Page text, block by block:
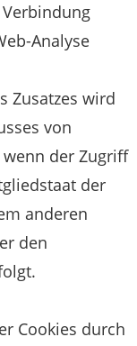
Analyse
Zusatzes wird
von
der Zugriff
der
anderen
den
Cookies durch